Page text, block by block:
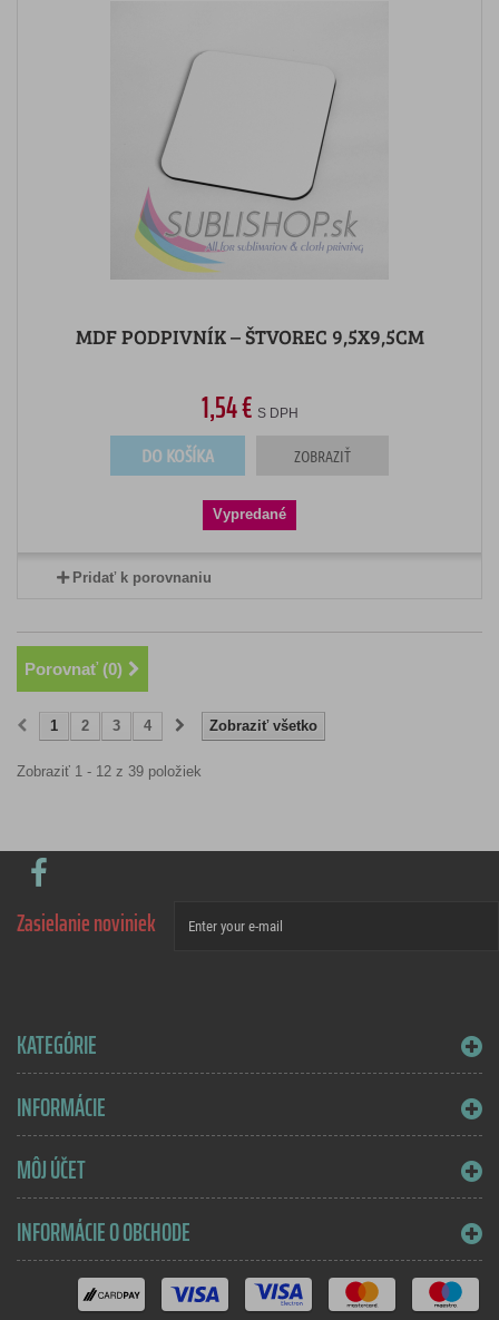
MDF PODPIVNÍK – ŠTVOREC 9,5X9,5CM
1,54 € S DPH
DO KOŠÍKA ZOBRAZIŤ
Vypredané
Pridať k porovnaniu
Porovnať (0)
Zobraziť všetko
1 2 3 4
Zobraziť 1 - 12 z 39 položiek
Zasielanie noviniek
KATEGÓRIE
INFORMÁCIE
MÔJ ÚČET
INFORMÁCIE O OBCHODE